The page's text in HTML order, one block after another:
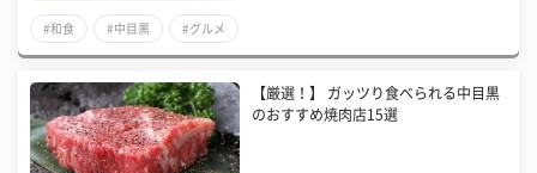
#和食 #中目黒 #グルメ
​【厳選！】 ガッツり食べられる中目黒
のおすすめ焼肉店15選